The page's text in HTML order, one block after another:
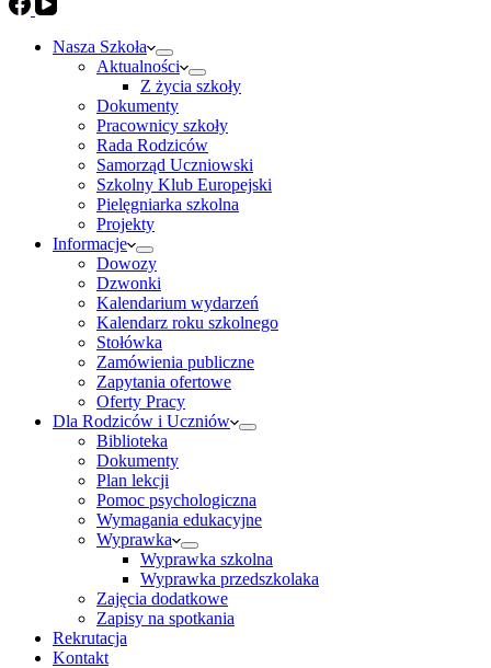
Nasza Szkoła
Aktualności
Z życia szkoły
Dokumenty
Pracownicy szkoły
Rada Rodziców
Samorząd Uczniowski
Szkolny Klub Europejski
Pielęgniarka szkolna
Projekty
Informacje
Dowozy
Dzwonki
Kalendarium wydarzeń
Kalendarz roku szkolnego
Stołówka
Zamówienia publiczne
Zapytania ofertowe
Oferty Pracy
Dla Rodziców i Uczniów
Biblioteka
Dokumenty
Plan lekcji
Pomoc psychologiczna
Wymagania edukacyjne
Wyprawka
Wyprawka szkolna
Wyprawka przedszkolaka
Zajęcia dodatkowe
Zapisy na spotkania
Rekrutacja
Kontakt